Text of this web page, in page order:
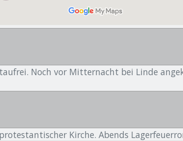
Noch vor Mitternacht bei Linde
Kirche. Abends